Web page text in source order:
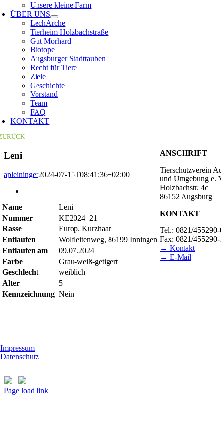
Unsere kleine Farm
ÜBER UNS
LechArche
Tierheim Holzbachstraße
Gut Morhard
Biotope
Augsburger Stadttauben
Recht für Tiere
Ziele
Geschichte
Vorstand
Team
FAQ
KONTAKT
Leni
apleininger2024-07-15T08:41:36+02:00
Name
Leni
Nummer
KE2024_21
Rasse
Europ. Kurzhaar
Entlaufen
Wolfleitenweg, 86199 Inningen
Entlaufen am
09.07.2024
Farbe
Grau-weiß-getigert
Geschlecht
weiblich
Alter
5
Kennzeichnung Nein
ANSCHRIFT
Tierschutzverein
und Umgebung e.
Holzbachstr. 4c
86152 Augsburg
KONTAKT
Tel.: 0821/455290-
Fax: 0821/455290-
→ Kontakt
→ E-Mail
Page load link